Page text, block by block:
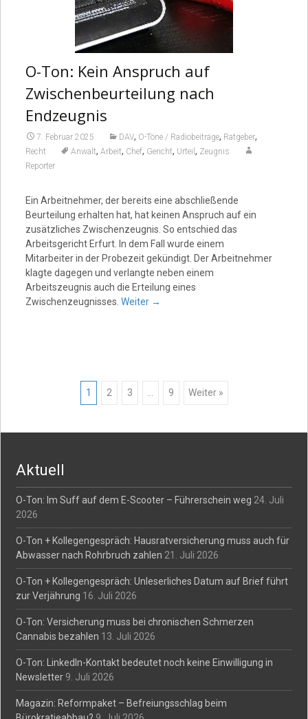
O-Ton: Kein Anspruch auf
Zwischenbeurteilung nach
Endzeugnis
7. Februar 2025 DAV, O-Töne / Radiobeiträge, Ratgeber,
Recht Anwalt, Arbeit, Chef, Gericht, Urteil , Zeugnis
Reporter
Ein Arbeitnehmer, der bereits eine abschließende
Beurteilung erhalten hat, hat keinen Anspruch auf ein
zusätzliches Zwischenzeugnis. So entschied das
Arbeitsgericht Erfurt. In dem Fall wurde einem
Mitarbeiter in der Probezeit gekündigt. Der Arbeitnehmer
klagte dagegen und verlangte neben einem
Arbeitszeugnis auch die Erteilung eines
Zwischenzeugnisses. Weiter →
Posts
navigation
1 2 3 9 Weiter »
Aktuell
O-Ton: Im Suff auf dem E-Scooter – Führerschein weg 24. Juli
2026
O-Ton + Kollegengespräch: Hausratversicherung muss auch für
Abwasser nach Rohrbruch zahlen 21. Juli 2026
O-Ton + Kollegengespräch: Unleserliches Datum auf Brief führt
zur Verjährung 16. Juli 2026
O-Ton: Versicherung muss bei chronischen Schmerzen
Cannabis bezahlen 13. Juli 2026
O-Ton: LinkedIn-Kontakt bedeutet noch keine Einwilligung in
Newsletter 9. Juli 2026
Magazin: Reformpaket – Befreiungsschlag beim